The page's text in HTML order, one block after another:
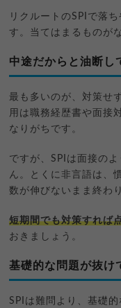
リクルートのSPIで落
す。当てはまるものが
中途だからと油断し
最も多いのが、対策せ
用は職務経歴書や面接
なりがちです。
ですが、SPIは面接の
ん。とくに非言語は、
数が伸びないまま終わ
短期間でも対策すれば
おきましょう。
基礎的な問題が抜け
SPIは難問より、基礎